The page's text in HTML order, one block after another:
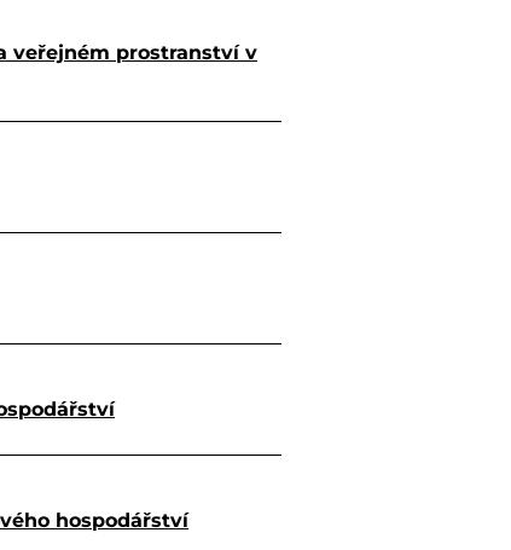
veřejném prostranství v
hospodářství